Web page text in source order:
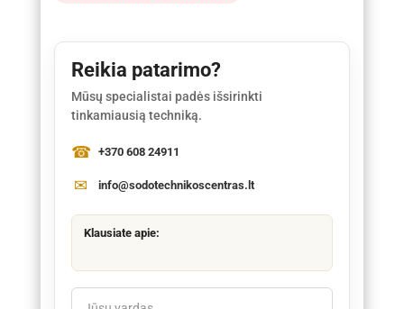
Reikia patarimo?
Mūsų specialistai padės išsirinkti
tinkamiausią techniką.
+370 608 24911
info@sodotechnikoscentras.lt
Klausiate apie: